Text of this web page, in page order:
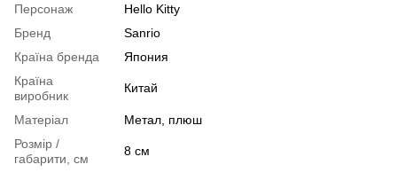
Персонаж
Hello Kitty
Бренд
Sanrio
Країна бренда
Япония
Країна
виробник
Китай
Матеріал
Метал, плюш
Розмір /
габарити, см
8 см